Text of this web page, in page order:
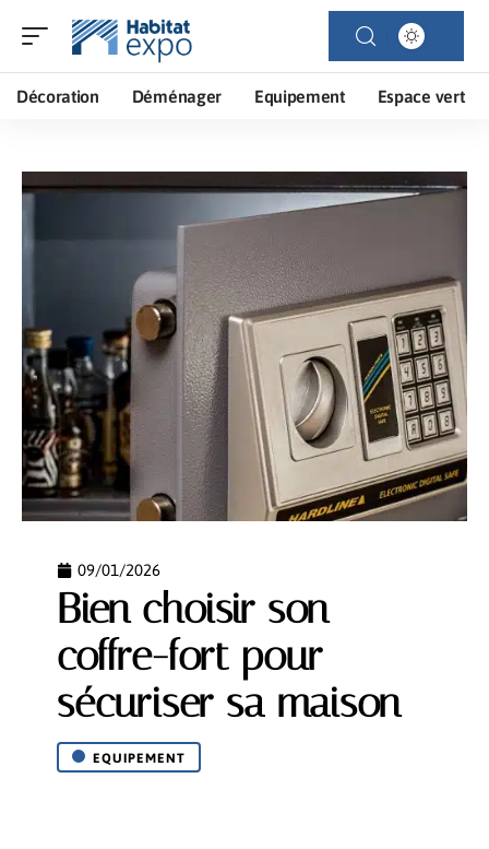
Décoration Déménager Equipement Espace vert
09/01/2026
Bien choisir son
coffre-fort pour
sécuriser sa maison
EQUIPEMENT